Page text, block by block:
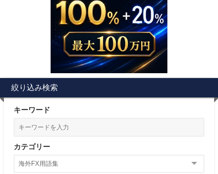
絞り込み検索
キーワード
カテゴリー